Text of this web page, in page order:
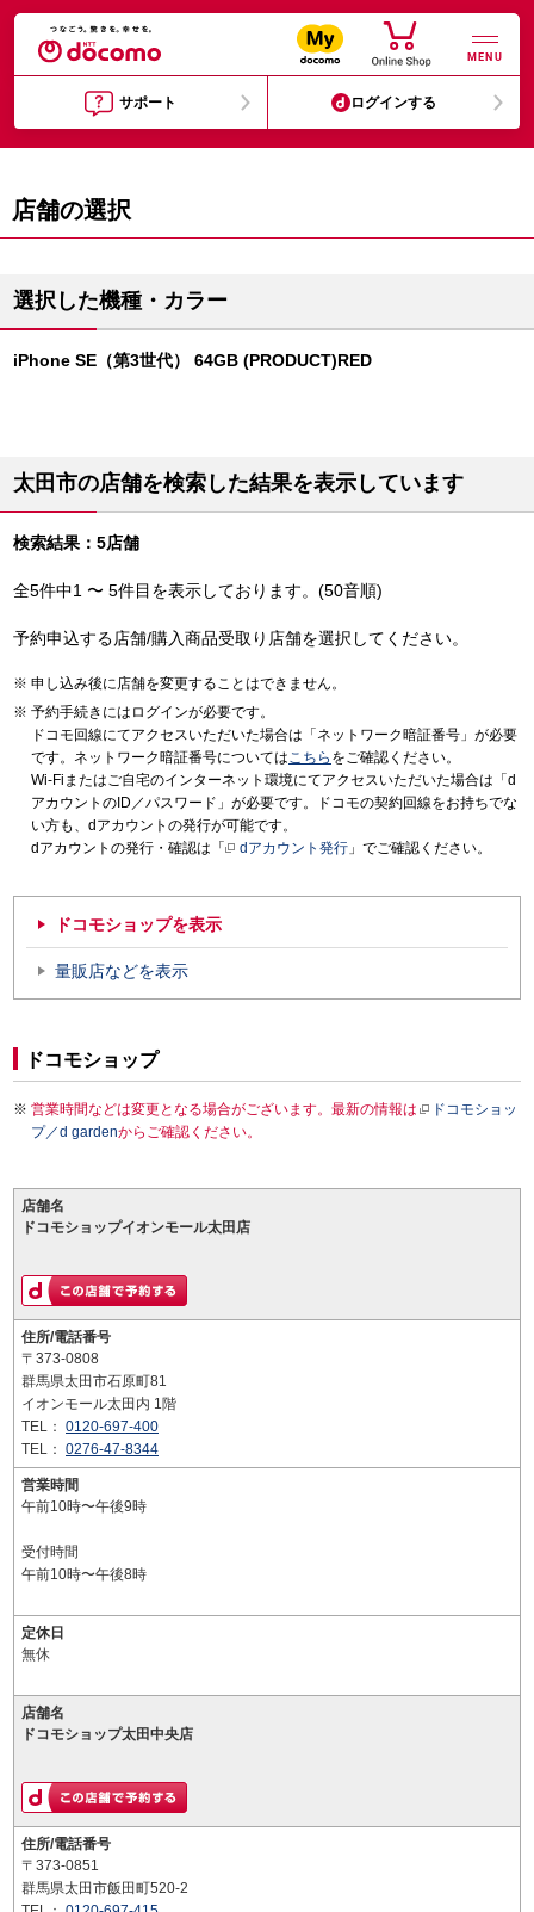
MENU
サポート ログインする
店舗の選択
選択した機種・カラー
iPhone SE（第3世代） 64GB (PRODUCT)RED
太田市の店舗を検索した結果を表示しています
検索結果：5店舗
全5件中1 〜 5件目を表示しております。(50音順)
予約申込する店舗/購入商品受取り店舗を選択してください。
申し込み後に店舗を変更することはできません。
予約手続きにはログインが必要です。
ドコモ回線にてアクセスいただいた場合は「ネットワーク暗証番号」が必要
です。ネットワーク暗証番号についてはこちら をご確認ください。
Wi-Fiまたはご自宅のインターネット環境にてアクセスいただいた場合は「d
アカウントのID／パスワード」が必要です。ドコモの契約回線をお持ちでな
い方も、dアカウントの発行が可能です。
dアカウントの発行・確認は「
dアカウント発行 」でご確認ください。
ドコモショップを表示
量販店などを表示
ドコモショップ
営業時間などは変更となる場合がございます。最新の情報は
ドコモショッ
プ／d gardenからご確認ください。
店舗名
ドコモショップイオンモール太田店
住所/電話番号
〒373-0808
群馬県太田市石原町81
イオンモール太田内 1階
TEL： 0120-697-400
TEL： 0276-47-8344
営業時間
午前10時〜午後9時
受付時間
午前10時〜午後8時
定休日
無休
店舗名
ドコモショップ太田中央店
住所/電話番号
〒373-0851
群馬県太田市飯田町520-2